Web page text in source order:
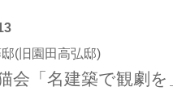
(旧園田高弘邸)
会「名建築で観劇を